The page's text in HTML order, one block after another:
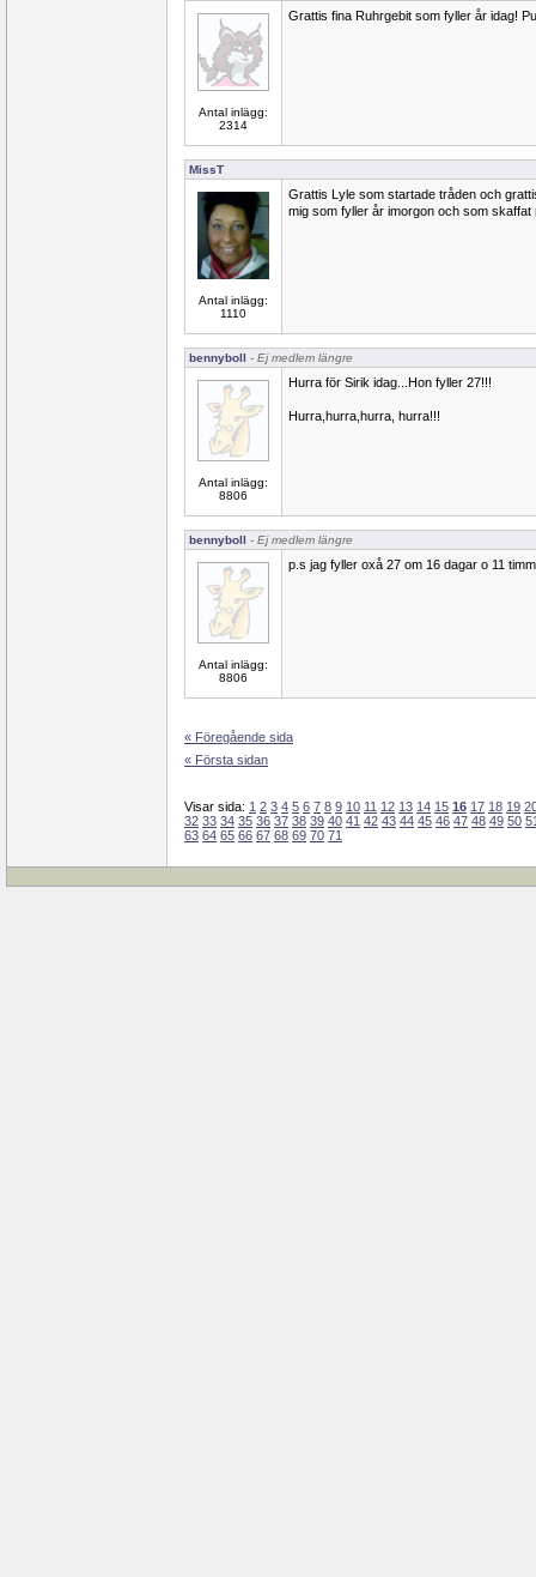
Antal inlägg:
2314
Grattis fina Ruhrgebit som fyller år idag!
MissT
Antal inlägg:
1110
Grattis Lyle som startade tråden och
mig som fyller år imorgon och som skaffat
bennyboll - Ej medlem längre
Antal inlägg:
8806
Hurra för Sirik idag...Hon fyller 27!!!
Hurra,hurra,hurra, hurra!!!
bennyboll - Ej medlem längre
Antal inlägg:
8806
p.s jag fyller oxå 27 om 16 dagar o 11
« Föregående sida
« Första sidan
Visar sida: 1 2 3 4 5 6 7 8 9 10 11 12 13 14 15 16 17 18 19
32 33 34 35 36 37 38 39 40 41 42 43 44 45 46 47 48 49 50
63 64 65 66 67 68 69 70 71